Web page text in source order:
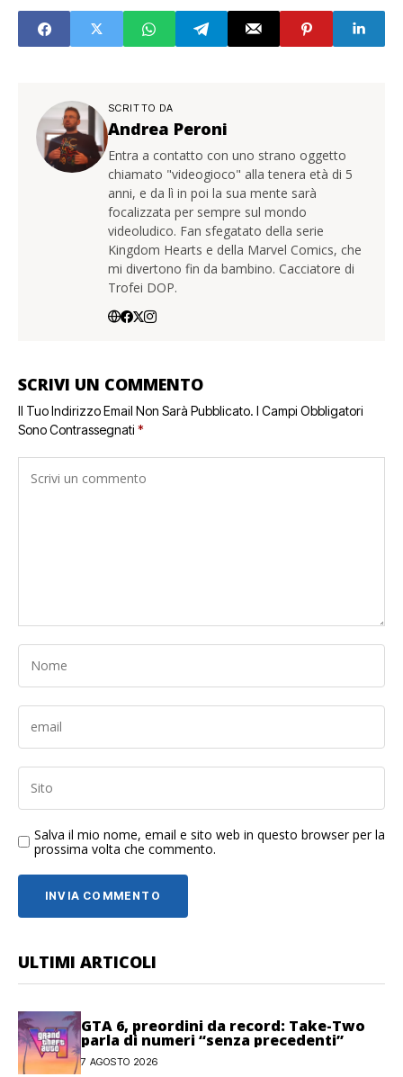
SCRITTO DA
Andrea Peroni
Entra a contatto con uno strano oggetto
chiamato "videogioco" alla tenera età di 5
anni, e da lì in poi la sua mente sarà
focalizzata per sempre sul mondo
videoludico. Fan sfegatato della serie
Kingdom Hearts e della Marvel Comics, che
mi divertono fin da bambino. Cacciatore di
Trofei DOP.
SCRIVI UN COMMENTO
Il Tuo Indirizzo Email Non Sarà Pubblicato. I Campi Obbligatori
Sono Contrassegnati *
Salva il mio nome, email e sito web in questo browser per la
prossima volta che commento.
ULTIMI ARTICOLI
GTA 6, preordini da record: Take-Two
parla di numeri “senza precedenti”
7 AGOSTO 2026